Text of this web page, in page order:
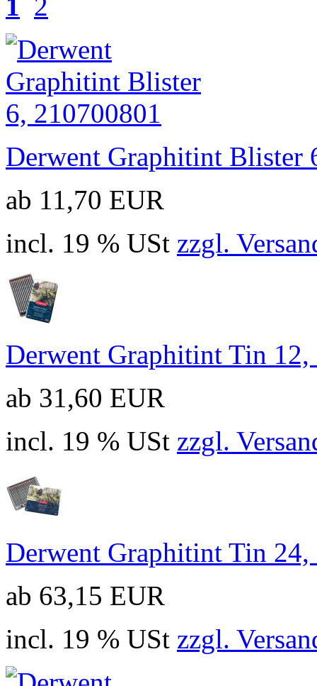
Derwent Graphitint Blister
ab 11,70 EUR
incl. 19 % USt zzgl.
Derwent Graphitint Tin 12,
ab 31,60 EUR
incl. 19 % USt zzgl.
Derwent Graphitint Tin 24,
ab 63,15 EUR
incl. 19 % USt zzgl.